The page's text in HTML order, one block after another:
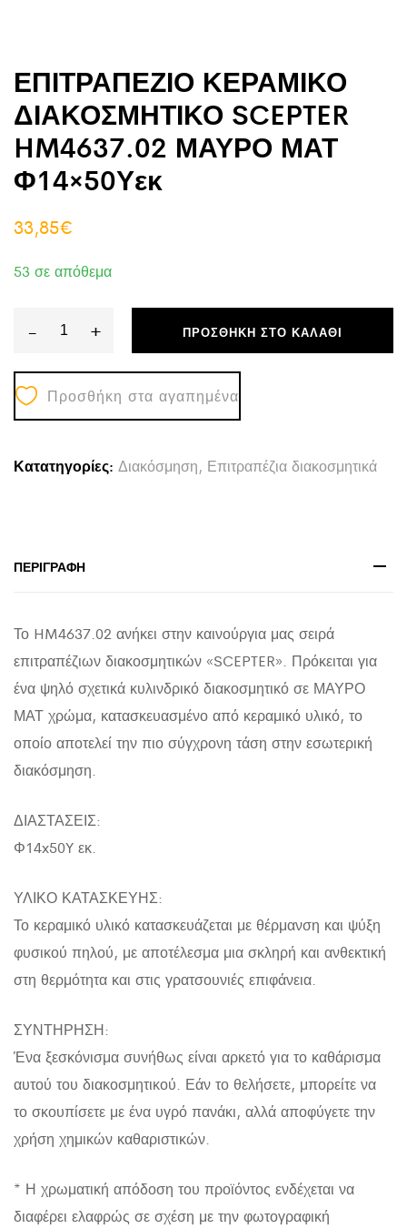
ΕΠΙΤΡΑΠΕΖΙΟ ΚΕΡΑΜΙΚΟ
ΔΙΑΚΟΣΜΗΤΙΚΟ SCEPTER
HM4637.02 ΜΑΥΡΟ ΜΑΤ
Φ14×50Υεκ
33,85€
53 σε απόθεμα
-
ΕΠΙΤΡΑΠΕΖΙΟ
ΚΕΡΑΜΙΚΟ
ΔΙΑΚΟΣΜΗΤΙΚΟ
SCEPTER
ΜΑΥΡΟ
quantity
+ ΠΡΟΣΘΉΚΗ ΣΤΟ ΚΑΛΆΘΙ
Προσθήκη στα αγαπημένα
Κατατηγορίες: Διακόσμηση, Επιτραπέζια διακοσμητικά
ΠΕΡΙΓΡΑΦΉ
Το HM4637.02 ανήκει στην καινούργια μας σειρά
επιτραπέζιων διακοσμητικών «SCEPTER». Πρόκειται για
ένα ψηλό σχετικά κυλινδρικό διακοσμητικό σε ΜΑΥΡΟ
ΜΑΤ χρώμα, κατασκευασμένο από κεραμικό υλικό, το
οποίο αποτελεί την πιο σύγχρονη τάση στην εσωτερική
διακόσμηση.
ΔΙΑΣΤΑΣΕΙΣ:
Φ14x50Y εκ.
ΥΛΙΚΟ ΚΑΤΑΣΚΕΥΗΣ:
Το κεραμικό υλικό κατασκευάζεται με θέρμανση και ψύξη
φυσικού πηλού, με αποτέλεσμα μια σκληρή και ανθεκτική
στη θερμότητα και στις γρατσουνιές επιφάνεια.
ΣΥΝΤΗΡΗΣΗ:
Ένα ξεσκόνισμα συνήθως είναι αρκετό για το καθάρισμα
αυτού του διακοσμητικού. Εάν το θελήσετε, μπορείτε να
το σκουπίσετε με ένα υγρό πανάκι, αλλά αποφύγετε την
χρήση χημικών καθαριστικών.
* Η χρωματική απόδοση του προϊόντος ενδέχεται να
διαφέρει ελαφρώς σε σχέση με την φωτογραφική